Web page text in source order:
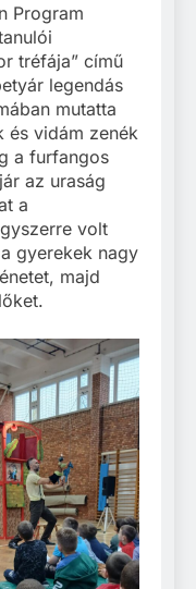
Program
tréfája” című
legendás
mutatta
és vidám zenék
a furfangos
az uraság
a
volt
gyerekek nagy
majd